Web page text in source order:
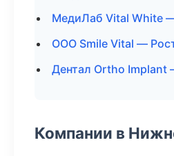
МедиЛаб Vital White
ООО Smile Vital —
Дентал Ortho Implant
Компании в